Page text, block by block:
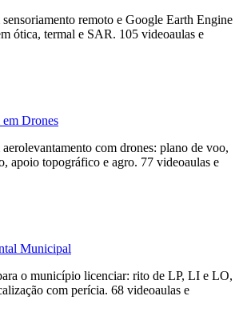
remoto e Google Earth Engine
ótica, termal e SAR. 105 videoaulas e
Drones
com drones: plano de voo,
apoio topográfico e agro. 77 videoaulas e
Municipal
o município licenciar: rito de LP, LI e LO,
com perícia. 68 videoaulas e